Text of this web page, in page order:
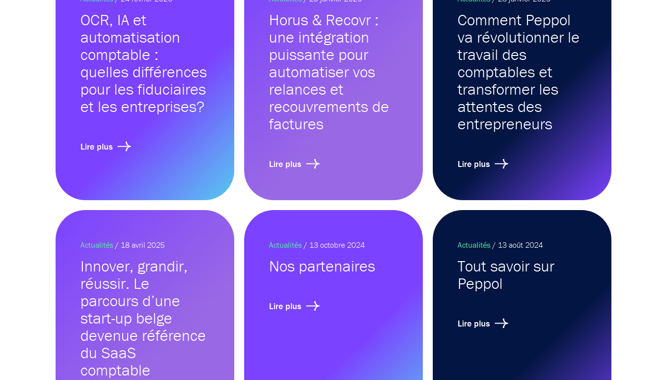
OCR, IA et
automatisation
comptable :
quelles différences
pour les fiduciaires
et les entreprises?
Lire plus
Horus & Recovr :
une intégration
puissante pour
automatiser vos
relances et
recouvrements de
factures
Lire plus
Comment Peppol
va révolutionner le
travail des
comptables et
transformer les
attentes des
entrepreneurs
Lire plus
Actualités / 18 avril 2025
Innover, grandir,
réussir. Le
parcours d’une
start-up belge
devenue référence
du SaaS
comptable
Actualités / 13 octobre 2024
Nos partenaires
Lire plus
Actualités / 13 août 2024
Tout savoir sur
Peppol
Lire plus